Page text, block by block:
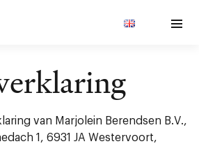
van Marjolein Berendsen B.V.,
1, 6931 JA Westervoort,